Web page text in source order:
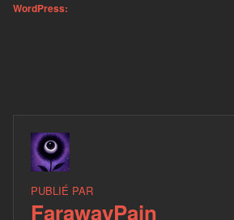
WordPress:
PUBLIÉ PAR
FarawayPain